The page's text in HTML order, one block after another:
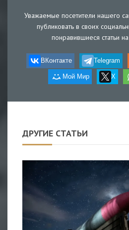
Уважаемые посетители нашего
публиковать в своих
понравившиеся статьи
ВКонтакте Telegram
Мой Мир X
ДРУГИЕ СТАТЬИ